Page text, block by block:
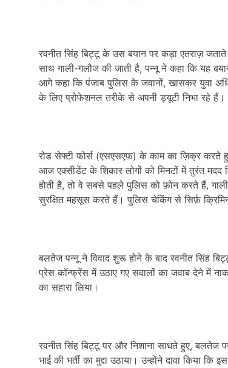
रवनीत सिंह बिट्टू के उस बयान पर कड़ा एतराज़
साथ गाली-गलौज की जाती है, पन्नू ने कहा कि यह
आगे कहा कि पंजाब पुलिस के जवानों, खासकर युवा
के लिए प्रोफेशनल तरीके से अपनी ड्यूटी निभा रहे हैं।
रोड सेफ्टी फोर्स (एसएसएफ) के काम का ज़िक्र करते
आज एक्सीडेंट के शिकार लोगों को मिनटों में तुरंत मदद
होती है, तो वे सबसे पहले पुलिस को फ़ोन करते हैं,
सुरक्षित महसूस करते हैं। पुलिस चेकिंग से सिर्फ़
बलतेज पन्नू ने विवाद शुरू होने के बाद रवनीत सिंह
प्रेस कॉन्फ्रेंस में उठाए गए सवालों का जवाब देने में
का सहारा लिया।
रवनीत सिंह बिट्टू पर और निशाना साधते हुए, बलतेज
भाई की भर्ती का मुद्दा उठाया। उन्होंने दावा किया